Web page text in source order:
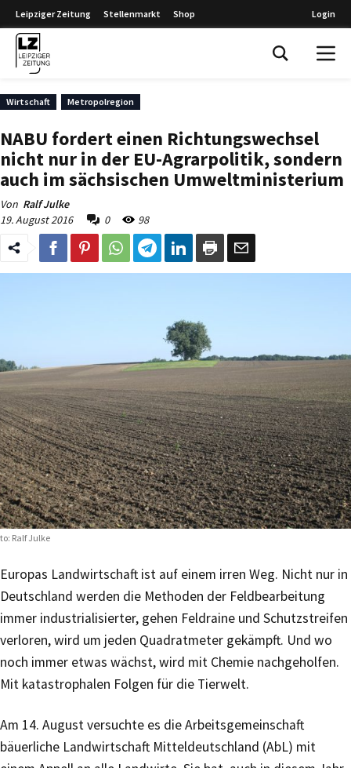
Leipziger Zeitung Stellenmarkt Shop Login
Wirtschaft Metropolregion
NABU fordert einen Richtungswechsel
nicht nur in der EU-Agrarpolitik, sondern
auch im sächsischen Umweltministerium
Von Ralf Julke
19. August 2016
0 98
Ralf Julke
Europas Landwirtschaft ist auf einem irren Weg. Nicht nur in
Deutschland werden die Methoden der Feldbearbeitung
immer industrialisierter, gehen Feldraine und Schutzstreifen
verloren, wird um jeden Quadratmeter gekämpft. Und wo
noch immer etwas wächst, wird mit Chemie nachgeholfen.
Mit katastrophalen Folgen für die Tierwelt.
Am 14. August versuchte es die Arbeitsgemeinschaft
bäuerliche Landwirtschaft Mitteldeutschland (AbL) mit